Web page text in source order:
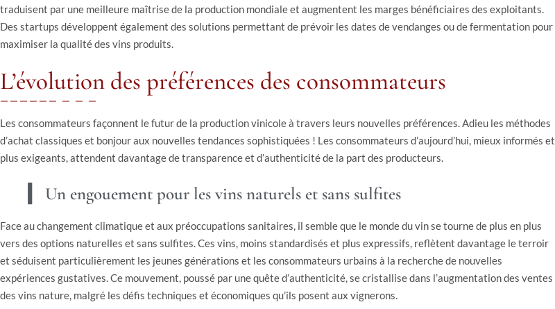
traduisent par une meilleure maîtrise de la production mondiale et augmentent les marges bénéficiaires des exploitants.
Des startups développent également des solutions permettant de prévoir les dates de vendanges ou de fermentation pour
maximiser la qualité des vins produits.
L’évolution des préférences des consommateurs
Les consommateurs façonnent le futur de la production vinicole à travers leurs nouvelles préférences. Adieu les méthodes
d’achat classiques et bonjour aux nouvelles tendances sophistiquées ! Les consommateurs d’aujourd’hui, mieux informés et
plus exigeants, attendent davantage de transparence et d’authenticité de la part des producteurs.
Un engouement pour les vins naturels et sans sulfites
Face au changement climatique et aux préoccupations sanitaires, il semble que le monde du vin se tourne de plus en plus
vers des options naturelles et sans sulfites. Ces vins, moins standardisés et plus expressifs, reflètent davantage le terroir
et séduisent particulièrement les jeunes générations et les consommateurs urbains à la recherche de nouvelles
expériences gustatives. Ce mouvement, poussé par une quête d’authenticité, se cristallise dans l’augmentation des ventes
des vins nature, malgré les défis techniques et économiques qu’ils posent aux vignerons.